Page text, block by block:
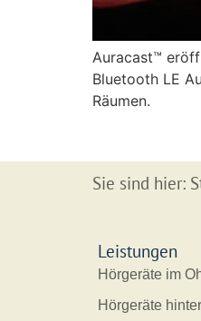
Auracast™
Bluetooth LE
Räumen.
Sie sind hier:
Leistungen
Hörgeräte im
Hörgeräte